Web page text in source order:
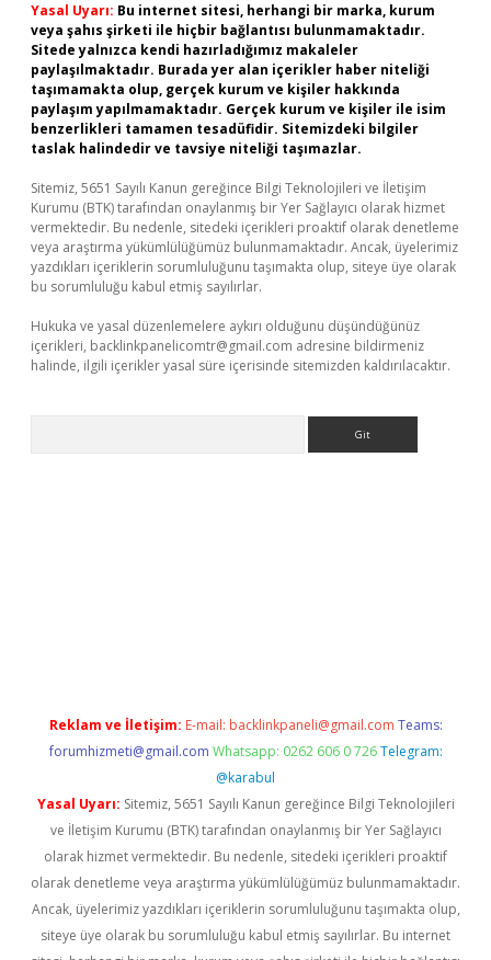
Yasal Uyarı: Bu internet sitesi, herhangi bir marka, kurum
veya şahıs şirketi ile hiçbir bağlantısı bulunmamaktadır.
Sitede yalnızca kendi hazırladığımız makaleler
paylaşılmaktadır. Burada yer alan içerikler haber niteliği
taşımamakta olup, gerçek kurum ve kişiler hakkında
paylaşım yapılmamaktadır. Gerçek kurum ve kişiler ile isim
benzerlikleri tamamen tesadüfidir. Sitemizdeki bilgiler
taslak halindedir ve tavsiye niteliği taşımazlar.
Sitemiz, 5651 Sayılı Kanun gereğince Bilgi Teknolojileri ve İletişim
Kurumu (BTK) tarafından onaylanmış bir Yer Sağlayıcı olarak hizmet
vermektedir. Bu nedenle, sitedeki içerikleri proaktif olarak denetleme
veya araştırma yükümlülüğümüz bulunmamaktadır. Ancak, üyelerimiz
yazdıkları içeriklerin sorumluluğunu taşımakta olup, siteye üye olarak
bu sorumluluğu kabul etmiş sayılırlar.
Hukuka ve yasal düzenlemelere aykırı olduğunu düşündüğünüz
içerikleri, backlinkpanelicomtr@gmail.com adresine bildirmeniz
halinde, ilgili içerikler yasal süre içerisinde sitemizden kaldırılacaktır.
Reklam ve İletişim: E-mail: backlinkpaneli@gmail.com Teams:
forumhizmeti@gmail.com Whatsapp: 0262 606 0 726 Telegram:
@karabul
Yasal Uyarı: Sitemiz, 5651 Sayılı Kanun gereğince Bilgi Teknolojileri
ve İletişim Kurumu (BTK) tarafından onaylanmış bir Yer Sağlayıcı
olarak hizmet vermektedir. Bu nedenle, sitedeki içerikleri proaktif
olarak denetleme veya araştırma yükümlülüğümüz bulunmamaktadır.
Ancak, üyelerimiz yazdıkları içeriklerin sorumluluğunu taşımakta olup,
siteye üye olarak bu sorumluluğu kabul etmiş sayılırlar. Bu internet